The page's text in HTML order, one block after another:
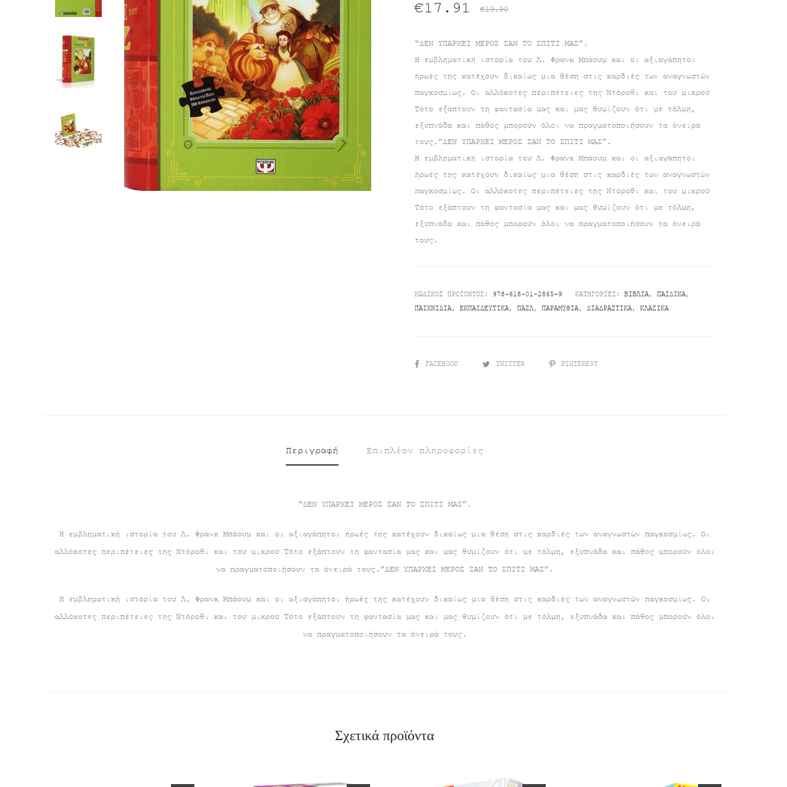
“ΔΕΝ ΥΠΑΡΧΕΙ ΜΕΡΟΣ ΣΑΝ ΤΟ ΣΠΙΤΙ ΜΑΣ”.
Η εμβληματική ιστορία του Λ. Φρανκ Μπάουμ και οι αξιαγάπητοι
ήρωές της κατέχουν δικαίως μια θέση στις καρδιές των αναγνωστών
παγκοσμίως. Οι αλλόκοτες περιπέτειες της Ντόροθι και του μικρού
Τότο εξάπτουν τη φαντασία μας και μας θυμίζουν ότι με τόλμη,
εξυπνάδα και πάθος μπορούν όλοι να πραγματοποιήσουν τα όνειρά
τους.”ΔΕΝ ΥΠΑΡΧΕΙ ΜΕΡΟΣ ΣΑΝ ΤΟ ΣΠΙΤΙ ΜΑΣ”.
Η εμβληματική ιστορία του Λ. Φρανκ Μπάουμ και οι αξιαγάπητοι
ήρωές της κατέχουν δικαίως μια θέση στις καρδιές των αναγνωστών
παγκοσμίως. Οι αλλόκοτες περιπέτειες της Ντόροθι και του μικρού
Τότο εξάπτουν τη φαντασία μας και μας θυμίζουν ότι με τόλμη,
εξυπνάδα και πάθος μπορούν όλοι να πραγματοποιήσουν τα όνειρά
τους.
€19.90
Original
price
was:
€19.90.
€17.91
Η
τρέχουσα
είναι:
ΚΩΔΙΚΌΣ ΠΡΟΪΌΝΤΟΣ: 978-618-01-2865-9 ΚΑΤΗΓΟΡΊΕΣ:ΒΙΒΛΊΑ,ΠΑΙΔΙΚΆ,
ΠΑΙΧΝΊΔΙΑ,ΕΚΠΑΙΔΕΥΤΙΚΆ,ΠΆΖΛ,ΠΑΡΑΜΎΘΙΑ,ΔΙΑΔΡΑΣΤΙΚΆ,ΚΛΑΣΙΚΆ
SHAREFACEBOOK TWITTER PINTEREST
Περιγραφή Επιπλέον πληροφορίες
“ΔΕΝ ΥΠΑΡΧΕΙ ΜΕΡΟΣ ΣΑΝ ΤΟ ΣΠΙΤΙ ΜΑΣ”.
Η εμβληματική ιστορία του Λ. Φρανκ Μπάουμ και οι αξιαγάπητοι ήρωές της κατέχουν δικαίως μια θέση στις καρδιές των αναγνωστών παγκοσμίως. Οι
αλλόκοτες περιπέτειες της Ντόροθι και του μικρού Τότο εξάπτουν τη φαντασία μας και μας θυμίζουν ότι με τόλμη, εξυπνάδα και πάθος μπορούν όλοι
να πραγματοποιήσουν τα όνειρά τους.”ΔΕΝ ΥΠΑΡΧΕΙ ΜΕΡΟΣ ΣΑΝ ΤΟ ΣΠΙΤΙ ΜΑΣ”.
Η εμβληματική ιστορία του Λ. Φρανκ Μπάουμ και οι αξιαγάπητοι ήρωές της κατέχουν δικαίως μια θέση στις καρδιές των αναγνωστών παγκοσμίως. Οι
αλλόκοτες περιπέτειες της Ντόροθι και του μικρού Τότο εξάπτουν τη φαντασία μας και μας θυμίζουν ότι με τόλμη, εξυπνάδα και πάθος μπορούν όλοι
να πραγματοποιήσουν τα όνειρά τους.
Σχετικά προϊόντα